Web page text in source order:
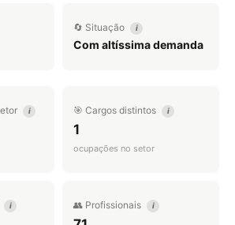
🔄 Situação i
Com altíssima demanda
i 🎯 Cargos distintos i
1
ocupações no setor
i 👥 Profissionais i